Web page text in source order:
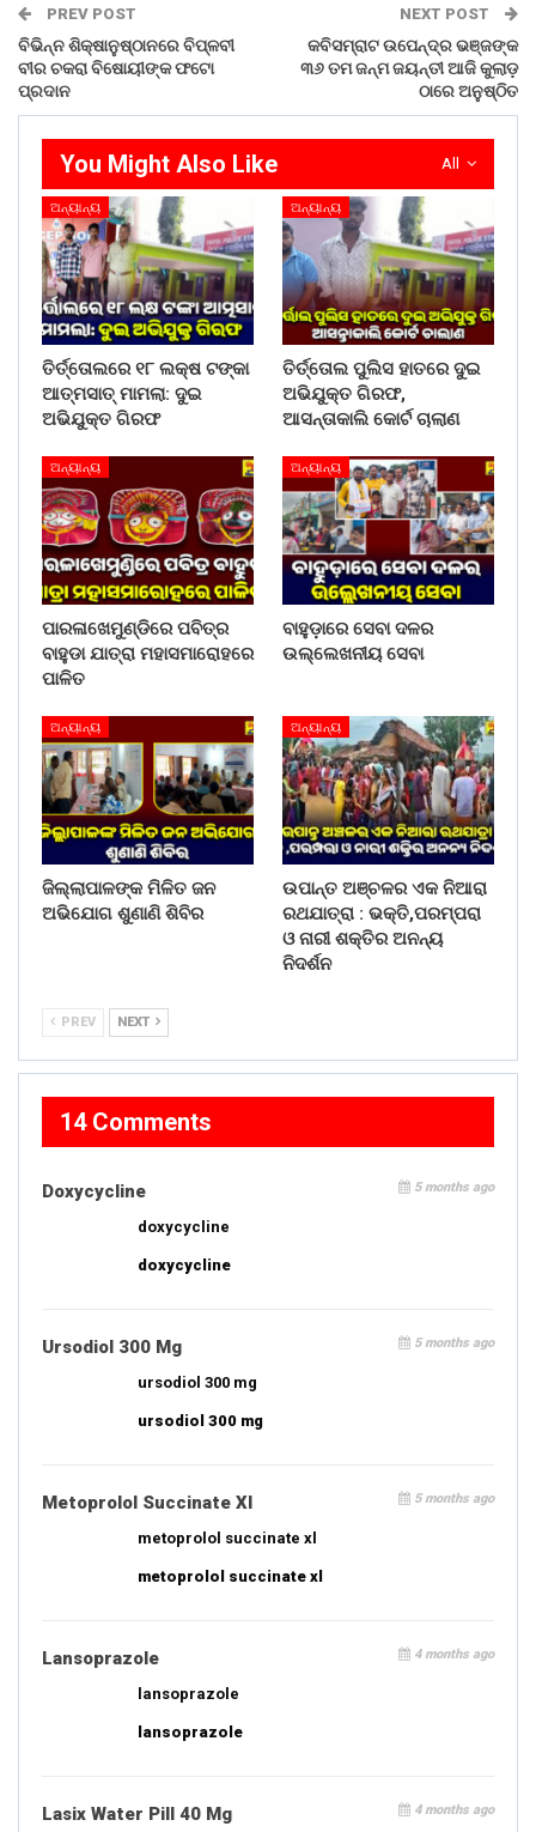
PREV POST
ବିଭିନ୍ନ ଶିକ୍ଷାନୁଷ୍ଠାନରେ ବିପ୍ଳବୀ
ବୀର ଚକରା ବିଷୋୟୀଙ୍କ ଫଟୋ
ପ୍ରଦାନ
NEXT POST
କବିସମ୍ରାଟ ଉପେନ୍ଦ୍ର ଭଞ୍ଜଙ୍କ
୩୬ ତମ ଜନ୍ମ ଜୟନ୍ତୀ ଆଜି କୁଲାଡ଼
ଠାରେ ଅନୁଷ୍ଠିତ
All
You Might Also Like
ଅନ୍ୟାନ୍ୟ
ତିର୍ତ୍ତୋଲରେ ୧୮ ଲକ୍ଷ ଟଙ୍କା
ଆତ୍ମସାତ୍ ମାମଲା: ଦୁଇ
ଅଭିଯୁକ୍ତ ଗିରଫ
ଅନ୍ୟାନ୍ୟ
ତିର୍ତ୍ତୋଲ ପୁଲିସ ହାତରେ ଦୁଇ
ଅଭିଯୁକ୍ତ ଗିରଫ,
ଆସନ୍ତାକାଲି କୋର୍ଟ ଚାଲାଣ
ଅନ୍ୟାନ୍ୟ
ପାରଳାଖେମୁଣ୍ଡିରେ ପବିତ୍ର
ବାହୁଡା ଯାତ୍ରା ମହାସମାରୋହରେ
ପାଳିତ
ଅନ୍ୟାନ୍ୟ
ବାହୁଡ଼ାରେ ସେବା ଦଳର
ଉଲ୍ଲେଖନୀୟ ସେବା
ଅନ୍ୟାନ୍ୟ
ଜିଲ୍ଲାପାଳଙ୍କ ମିଳିତ ଜନ
ଅଭିଯୋଗ ଶୁଣାଣି ଶିବିର
ଅନ୍ୟାନ୍ୟ
ଉପାନ୍ତ ଅଞ୍ଚଳର ଏକ ନିଆରା
ରଥଯାତ୍ରା : ଭକ୍ତି,ପରମ୍ପରା
ଓ ନାରୀ ଶକ୍ତିର ଅନନ୍ୟ
ନିଦର୍ଶନ
PREV NEXT
14 Comments
Doxycycline 5 months ago
doxycycline
doxycycline
Ursodiol 300 Mg 5 months ago
ursodiol 300 mg
ursodiol 300 mg
Metoprolol Succinate Xl 5 months ago
metoprolol succinate xl
metoprolol succinate xl
Lansoprazole 4 months ago
lansoprazole
lansoprazole
Lasix Water Pill 40 Mg 4 months ago